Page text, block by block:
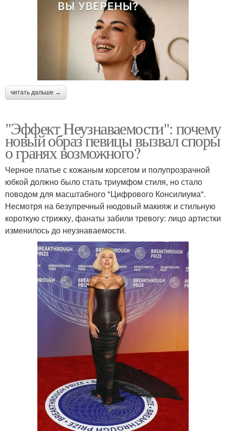
читать дальше →
"Эффект Неузнаваемости": почему
новый образ певицы вызвал споры
о гранях возможного?
Черное платье с кожаным корсетом и полупрозрачной
юбкой должно было стать триумфом стиля, но стало
поводом для масштабного "Цифрового Консилиума".
Несмотря на безупречный нюдовый макияж и стильную
короткую стрижку, фанаты забили тревогу: лицо артистки
изменилось до неузнаваемости.